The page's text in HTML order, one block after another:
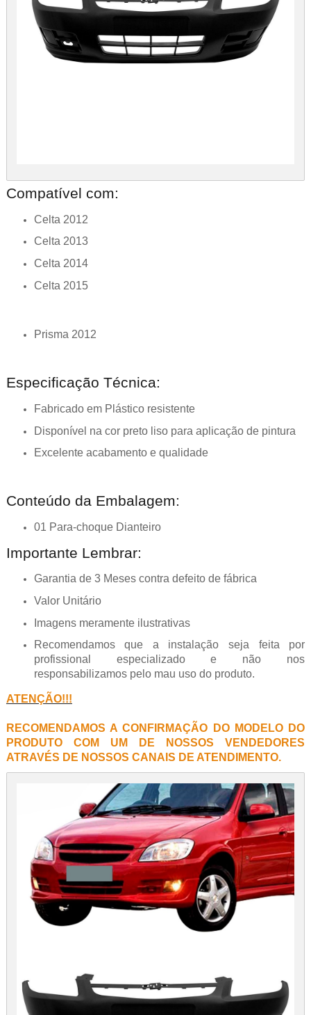
Compatível com:
Celta 2012
Celta 2013
Celta 2014
Celta 2015
Prisma 2012
Especificação Técnica:
Fabricado em Plástico resistente
Disponível na cor preto liso para aplicação de pintura
Excelente acabamento e qualidade
Conteúdo da Embalagem:
01 Para-choque Dianteiro
Importante Lembrar:
Garantia de 3 Meses contra defeito de fábrica
Valor Unitário
Imagens meramente ilustrativas
Recomendamos que a instalação seja feita por
profissional especializado e não nos
responsabilizamos pelo mau uso do produto.
ATENÇÃO!!!
RECOMENDAMOS A CONFIRMAÇÃO DO MODELO DO
PRODUTO COM UM DE NOSSOS VENDEDORES
ATRAVÉS DE NOSSOS CANAIS DE ATENDIMENTO.